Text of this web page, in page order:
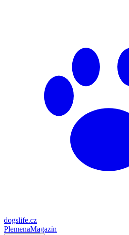
dogslife.cz
PlemenaMagazín